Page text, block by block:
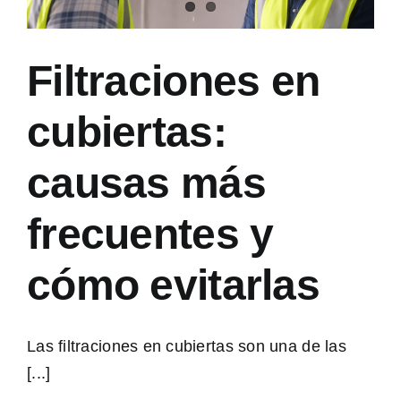
Filtraciones en
cubiertas:
causas más
frecuentes y
cómo evitarlas
Las filtraciones en cubiertas son una de las
[...]